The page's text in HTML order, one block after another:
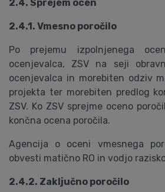
2.4. Sprejem ocen
2.4.1. Vmesno poročilo
Po prejemu izpolnjenega
ocenjevalca, ZSV na seji
ocenjevalca in morebiten odziv
projekta ter morebiten predlog
ZSV. Ko ZSV sprejme oceno
končna ocena poročila.
Agencija o oceni vmesnega
obvesti matično RO in vodjo
2.4.2. Zaključno poročilo